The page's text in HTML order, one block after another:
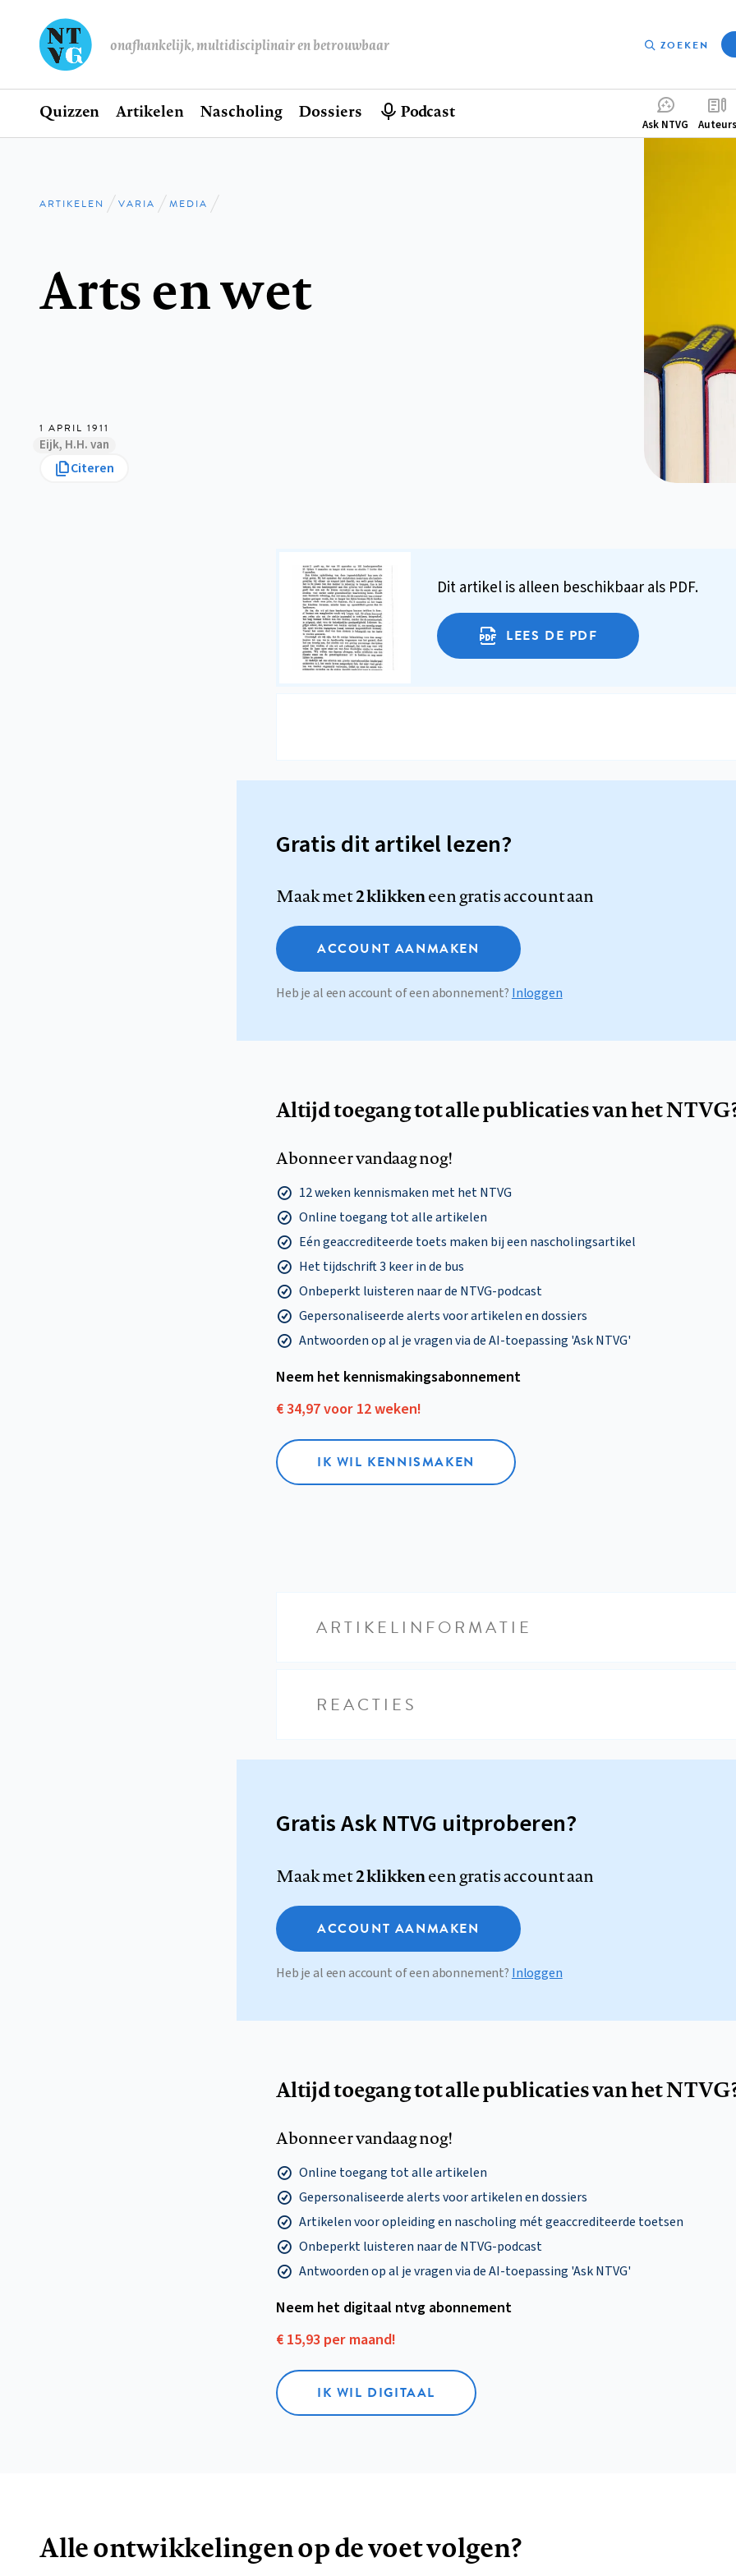
onafhankelijk, multidisciplinair en betrouwbaar ZOEKEN
Hoofdnavigatie
Home
Quizzen Artikelen Nascholing Dossiers Podcast
Ask NTVG Auteurs
Kruimelpad
ARTIKELEN VARIA MEDIA
Arts en wet
1 APRIL 1911
Eijk, H.H. van
Citeren
Dit artikel is alleen beschikbaar als PDF.
LEES DE PDF
Gratis dit artikel lezen?
Maak met2 klikkeneen gratis account aan
ACCOUNT AANMAKEN
Heb je al een account of een abonnement? Inloggen
Altijd toegang tot alle publicaties van het
Abonneer vandaag nog!
12 weken kennismaken met het NTVG
Online toegang tot alle artikelen
Eén geaccrediteerde toets maken bij een nascholingsartikel
Het tijdschrift 3 keer in de bus
Onbeperkt luisteren naar de NTVG-podcast
Gepersonaliseerde alerts voor artikelen en dossiers
Antwoorden op al je vragen via de AI-toepassing 'Ask NTVG'
Neem het kennismakings­abonnement
€ 34,97 voor 12 weken!
IK WIL KENNISMAKEN
ARTIKELINFORMATIE
REACTIES
Gratis Ask NTVG uitproberen?
Maak met2 klikkeneen gratis account aan
ACCOUNT AANMAKEN
Heb je al een account of een abonnement? Inloggen
Altijd toegang tot alle publicaties van het
Abonneer vandaag nog!
Online toegang tot alle artikelen
Gepersonaliseerde alerts voor artikelen en dossiers
Artikelen voor opleiding en nascholing mét geaccrediteerde toetsen
Onbeperkt luisteren naar de NTVG-podcast
Antwoorden op al je vragen via de AI-toepassing 'Ask NTVG'
Neem het digitaal ntvg abonnement
€ 15,93 per maand!
IK WIL DIGITAAL
Alle ontwikkelingen op de voet volgen?